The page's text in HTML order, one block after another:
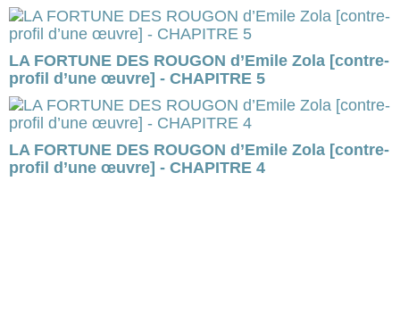
LA FORTUNE DES ROUGON d’Emile Zola [contre-
profil d’une œuvre] - CHAPITRE 5
LA FORTUNE DES ROUGON d’Emile Zola [contre-
profil d’une œuvre] - CHAPITRE 4